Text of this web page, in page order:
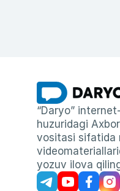
“Daryo”
huzuridagi
vositasi sifatida
yozuv ilova